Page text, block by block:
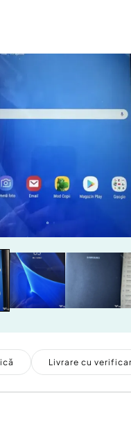
Livrare cu